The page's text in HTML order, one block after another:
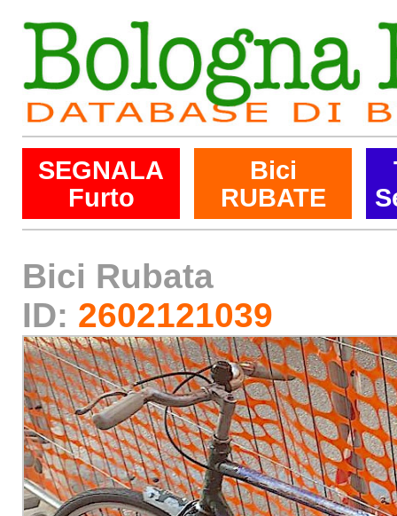
SEGNALA
Furto
Bici
RUBATE
Bici Rubata
ID: 2602121039